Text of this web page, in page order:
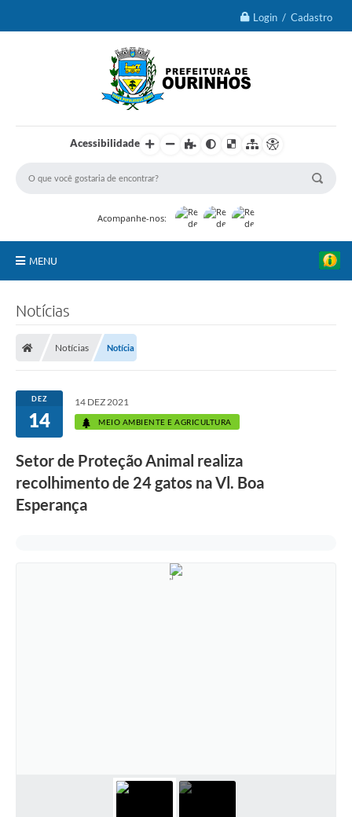
Login / Cadastro
Acessibilidade
Acompanhe-nos:
MENU
Portal da Transparência
Turismo
Secretarias
Ouvidoria
Notícias
Notícias Notícia
DEZ
14
14 DEZ 2021
MEIO AMBIENTE E AGRICULTURA
Setor de Proteção Animal realiza
recolhimento de 24 gatos na Vl. Boa
Esperança